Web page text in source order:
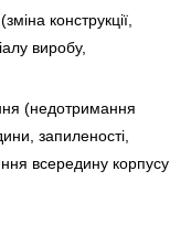
конструкції,
виробу,
(недотримання
запиленості,
всередину корпусу